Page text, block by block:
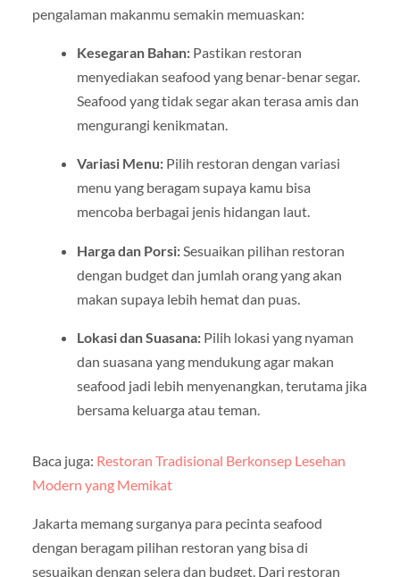
pengalaman makanmu semakin memuaskan:
Kesegaran Bahan:Pastikan restoran
menyediakan seafood yang benar-benar segar.
Seafood yang tidak segar akan terasa amis dan
mengurangi kenikmatan.
Variasi Menu:Pilih restoran dengan variasi
menu yang beragam supaya kamu bisa
mencoba berbagai jenis hidangan laut.
Harga dan Porsi:Sesuaikan pilihan restoran
dengan budget dan jumlah orang yang akan
makan supaya lebih hemat dan puas.
Lokasi dan Suasana:Pilih lokasi yang nyaman
dan suasana yang mendukung agar makan
seafood jadi lebih menyenangkan, terutama jika
bersama keluarga atau teman.
Baca juga: Restoran Tradisional Berkonsep Lesehan
Modern yang Memikat
Jakarta memang surganya para pecinta seafood
dengan beragam pilihan restoran yang bisa di
sesuaikan dengan selera dan budget. Dari restoran